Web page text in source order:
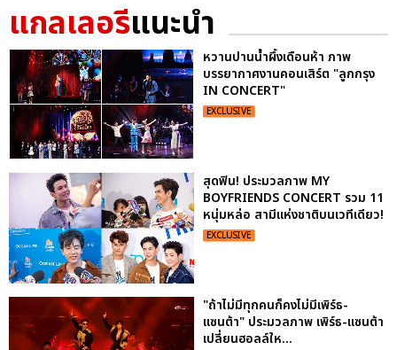
แกลเลอรีแนะนำ
หวานปานน้ำผึ้งเดือนห้า ภาพ
บรรยากาศงานคอนเสิร์ต "ลูกกรุง
IN CONCERT"
EXCLUSIVE
สุดฟิน! ประมวลภาพ MY
BOYFRIENDS CONCERT รวม 11
หนุ่มหล่อ สามีแห่งชาติบนเวทีเดียว!
EXCLUSIVE
"ถ้าไม่มีทุกคนก็คงไม่มีเพิร์ธ-
แซนต้า" ประมวลภาพ เพิร์ธ-แซนต้า
เปลี่ยนฮอลล์ให...